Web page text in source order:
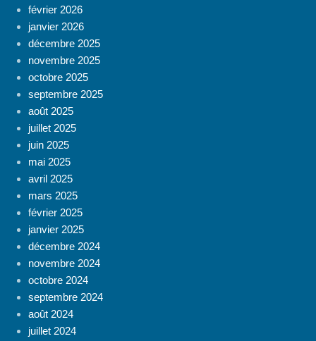
février 2026
janvier 2026
décembre 2025
novembre 2025
octobre 2025
septembre 2025
août 2025
juillet 2025
juin 2025
mai 2025
avril 2025
mars 2025
février 2025
janvier 2025
décembre 2024
novembre 2024
octobre 2024
septembre 2024
août 2024
juillet 2024